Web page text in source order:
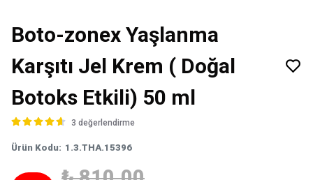
Boto-zonex Yaşlanma
Karşıtı Jel Krem ( Doğal
Botoks Etkili) 50 ml
3 değerlendirme
Ürün Kodu: 1.3.THA.15396